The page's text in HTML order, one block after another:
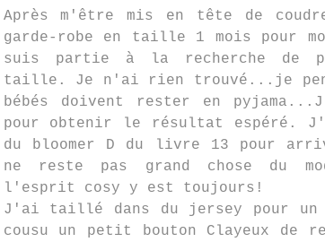
Après m'être mis en tête de
garde-robe en taille 1 mois pour
suis partie à la recherche de
taille. Je n'ai rien trouvé...je
bébés doivent rester en
pour obtenir le résultat espéré.
du bloomer D du livre 13 pour
ne reste pas grand chose du
l'esprit cosy y est toujours!
J'ai taillé dans du jersey pour un
cousu un petit bouton Clayeux de